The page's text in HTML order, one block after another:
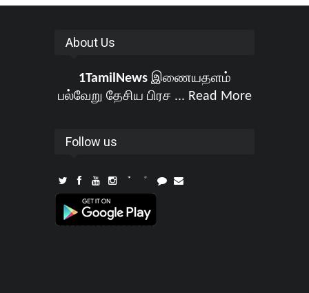
About Us
1TamilNewsஇணையதளம்
பல்வேறு தேசிய பிரச ... Read More
Follow us